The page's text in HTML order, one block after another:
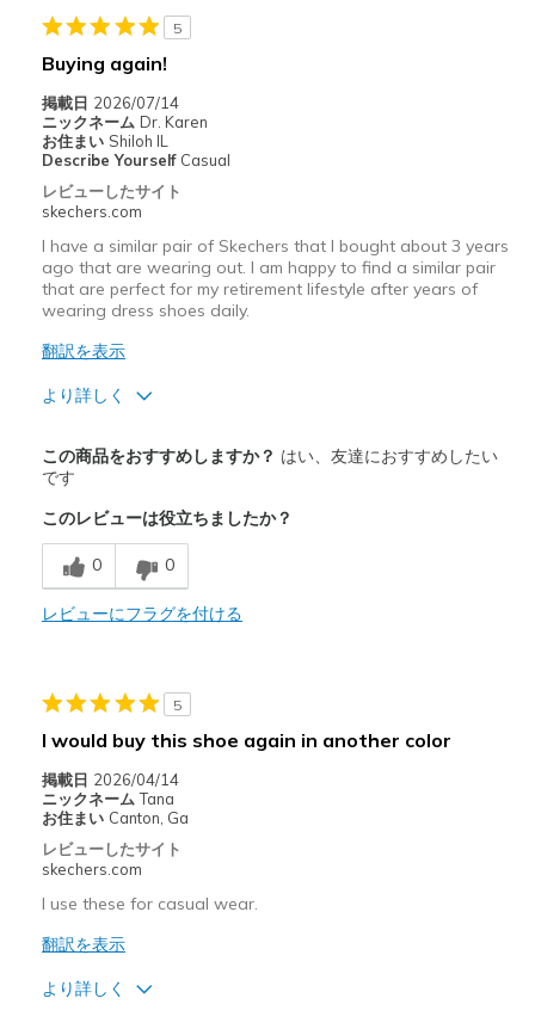
5
Buying again!
掲載日 2026/07/14
ニックネーム Dr. Karen
お住まい Shiloh IL
Describe Yourself Casual
レビューしたサイト
skechers.com
I have a similar pair of Skechers that I bought about 3 years
ago that are wearing out. I am happy to find a similar pair
that are perfect for my retirement lifestyle after years of
wearing dress shoes daily.
翻訳を表示
より詳しく
Attractive Design
Comfortable
Durable
Stylish
Casual Wear
Travel
Width
Sizing
View On Shoes
この商品をおすすめしますか？ はい、友達におすすめしたい
です
このレビューは役立ちましたか？
0 0
レビューにフラグを付ける
5
I would buy this shoe again in another color
掲載日 2026/04/14
ニックネーム Tana
お住まい Canton, Ga
レビューしたサイト
skechers.com
I use these for casual wear.
翻訳を表示
より詳しく